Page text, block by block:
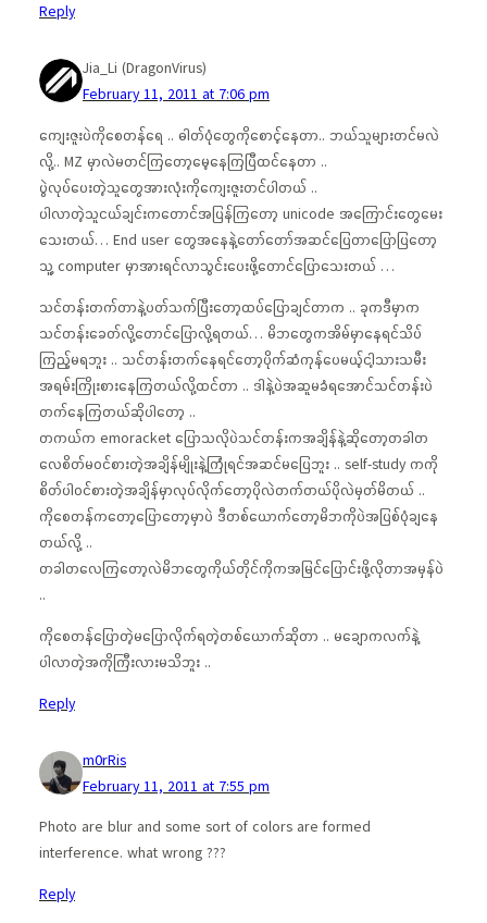
Reply
Jia_Li (DragonVirus)
February 11, 2011 at 7:06 pm
ကျေးဇူးပဲကိုစေတန်ရေ .. ဓါတ်ပုံတွေကိုစောင့်နေတာ.. ဘယ်သူများတင်မလဲ
လို့.. MZ မှာလဲမတင်ကြတော့မေ့နေကြပြီထင်နေတာ ..
ပွဲလုပ်ပေးတဲ့သူတွေအားလုံးကိုကျေးဇူးတင်ပါတယ် ..
ပါလာတဲ့သူငယ်ချင်းကတောင်အပြန်ကြတော့ unicode အကြောင်းတွေမေး
သေးတယ်… End user တွေအနေနဲ့တော်တော်အဆင်ပြေတာပြောပြတော့
သူ့ computer မှာအားရင်လာသွင်းပေးဖို့တောင်ပြောသေးတယ် …
သင်တန်းတက်တာနဲ့ပတ်သက်ပြီးတော့ထပ်ပြောချင်တာက .. ခုကဒီမှာက
သင်တန်းခေတ်လို့တောင်ပြောလို့ရတယ်… မိဘတွေကအိမ်မှာနေရင်သိပ်
ကြည့်မရဘူး .. သင်တန်းတက်နေရင်တော့ပိုက်ဆံကုန်ပေမယ့်ငါ့သားသမီး
အရမ်းကြိုးစားနေကြတယ်လို့ထင်တာ .. ဒါနဲ့ပဲအဆူမခံရအောင်သင်တန်းပဲ
တက်နေကြတယ်ဆိုပါတော့ ..
တကယ်က emoracket ပြောသလိုပဲသင်တန်းကအချိန်နဲ့ဆိုတော့တခါတ
လေစိတ်မဝင်စားတဲ့အချိန်မျိုးနဲ့ကြုံရင်အဆင်မပြေဘူး .. self-study ကကို
စိတ်ပါဝင်စားတဲ့အချိန်မှာလုပ်လိုက်တော့ပိုလဲတက်တယ်ပိုလဲမှတ်မိတယ် ..
ကိုစေတန်ကတော့ပြောတော့မှာပဲ ဒီတစ်ယောက်တော့မိဘကိုပဲအပြစ်ပုံချနေ
တယ်လို့ ..
တခါတလေကြတော့လဲမိဘတွေကိုယ်တိုင်ကိုကအမြင်ပြောင်းဖို့လိုတာအမှန်ပဲ
..
ကိုစေတန်ပြောတဲ့မပြောလိုက်ရတဲ့တစ်ယောက်ဆိုတာ .. မချောကလက်နဲ့
ပါလာတဲ့အကိုကြီးလားမသိဘူး ..
Reply
m0rRis
February 11, 2011 at 7:55 pm
Photo are blur and some sort of colors are formed
interference. what wrong ???
Reply